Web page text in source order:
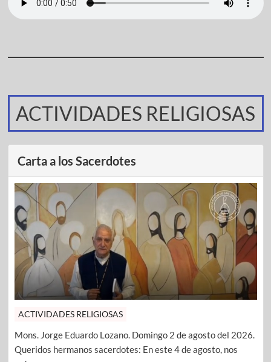
ACTIVIDADES RELIGIOSAS
Carta a los Sacerdotes
ACTIVIDADES RELIGIOSAS
Mons. Jorge Eduardo Lozano. Domingo 2 de agosto del 2026.
Queridos hermanos sacerdotes: En este 4 de agosto, nos